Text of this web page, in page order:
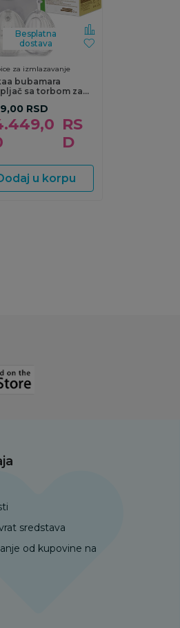
Besplatna
dostava
za izmlazavanje
bubamara
sa torbom za
RSD
RS
D
u korpu
sredstava
od kupovine na